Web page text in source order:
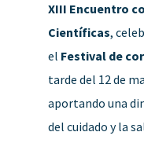
XIII Encuentro
Científicas,
el Festival de
tarde del 12 de
aportando una
del cuidado y la